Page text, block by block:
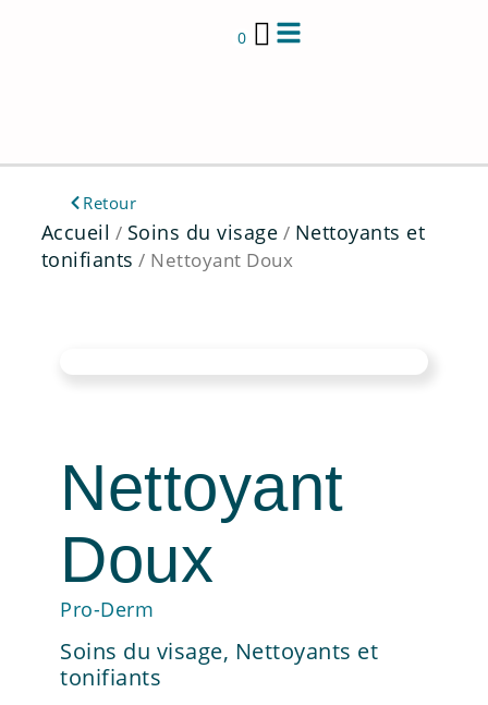
0
Retour
Accueil / Soins du visage / Nettoyants et
tonifiants / Nettoyant Doux
Nettoyant
Doux
Pro-Derm
Soins du visage, Nettoyants et
tonifiants